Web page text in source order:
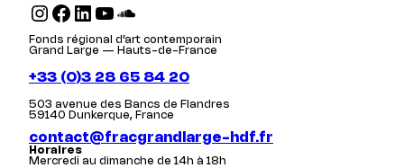
Instagram Facebook LinkedIn YouTube SoundCloud
Fonds régional d’art contemporain
Grand Large — Hauts-de-France
+33 (0)3 28 65 84 20
503 avenue des Bancs de Flandres
59140 Dunkerque, France
contact@fracgrandlarge-hdf.fr
Horaires
Mercredi au dimanche de 14h à 18h